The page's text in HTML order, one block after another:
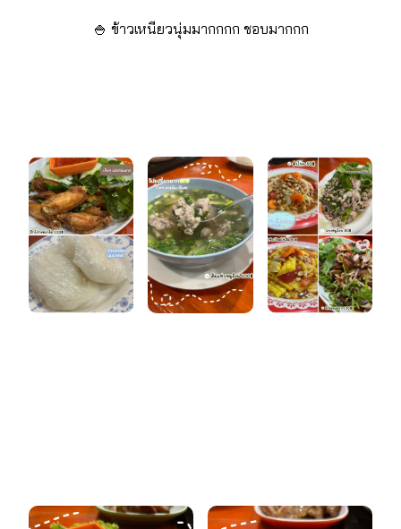
🍚 ข้าวเหนียวนุ่มมากกกก ชอบมากกก